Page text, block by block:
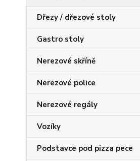
Dřezy / dřezové stoly
Gastro stoly
Nerezové skříně
Nerezové police
Nerezové regály
Vozíky
Podstavce pod pizza pece